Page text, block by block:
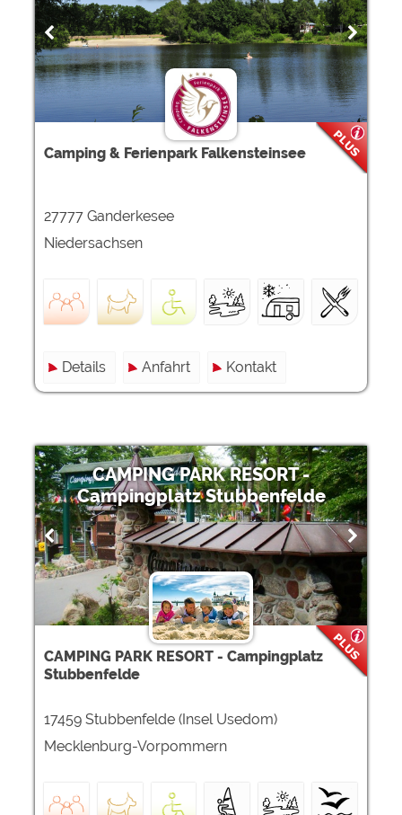
Camping & Ferienpark Falkensteinsee
27777 Ganderkesee
Niedersachsen
Details Anfahrt Kontakt
CAMPING PARK RESORT -
Campingplatz Stubbenfelde
CAMPING PARK RESORT - Campingplatz
Stubbenfelde
17459 Stubbenfelde (Insel Usedom)
Mecklenburg-Vorpommern
Google Remarketing
https://policies.google.com/privacy
Die Cookieeinstellungen können jeder Zeit im Footer
über "COOKIES" geändert werden!